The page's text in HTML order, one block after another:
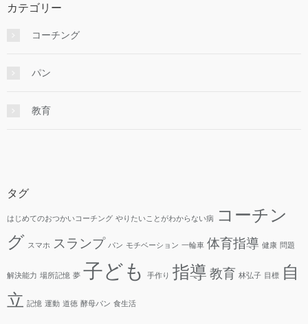
カテゴリー
コーチング
パン
教育
タグ
はじめてのおつかいコーチング やりたいことがわからない病
コーチン
グ スマホ スランプ パン モチベーション 一輪車 体育指導 健康 問題
解決能力 場所記憶 夢 子ども 手作り 指導 教育 林弘子 目標 自
立 記憶 運動 道徳 酵母パン 食生活